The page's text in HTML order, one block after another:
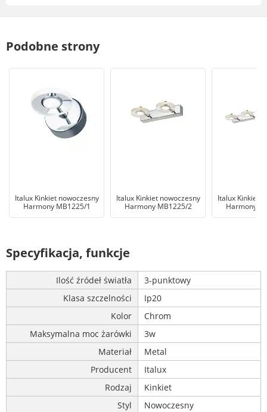
Podobne strony
Italux Kinkiet nowoczesny
Harmony MB1225/1
Italux Kinkiet nowoczesny
Harmony MB1225/2
Italux Kinkiet
Harmony
Specyfikacja, funkcje
Ilość źródeł światła
3-punktowy
Klasa szczelności
Ip20
Kolor
Chrom
Maksymalna moc żarówki
3w
Materiał
Metal
Producent
Italux
Rodzaj
Kinkiet
Styl
Nowoczesny